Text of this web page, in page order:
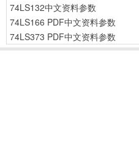
74LS132中文资料参数
74LS166 PDF中文资料参数
74LS373 PDF中文资料参数